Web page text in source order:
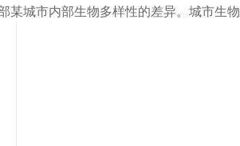
某城市内部生物多样性的差异。城市